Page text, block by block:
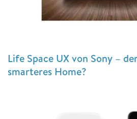
Life Space UX von Sony –
smarteres Home?